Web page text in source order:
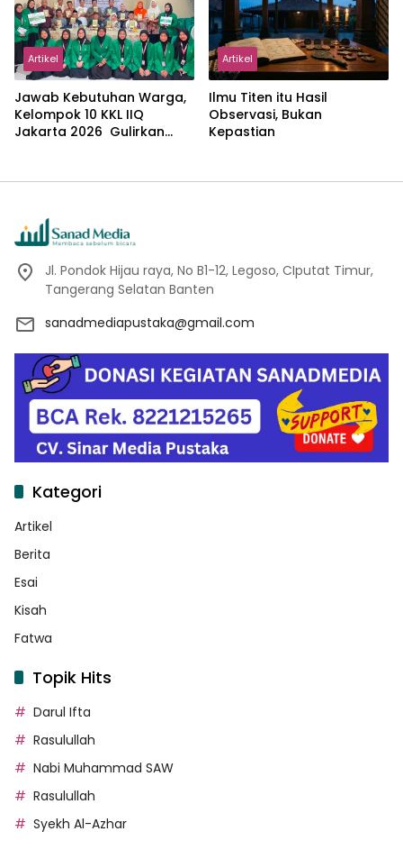
Artikel
Jawab Kebutuhan Warga,
Kelompok 10 KKL IIQ
Jakarta 2026 Gulirkan
Artikel
Ilmu Titen itu Hasil
Observasi, Bukan
Kepastian
Jl. Pondok Hijau raya, No B1-12, Legoso, CIputat Timur,
Tangerang Selatan Banten
sanadmediapustaka@gmail.com
Kategori
Artikel
Berita
Esai
Kisah
Fatwa
Topik Hits
Darul Ifta
Rasulullah
Nabi Muhammad SAW
Rasulullah
Syekh Al-Azhar